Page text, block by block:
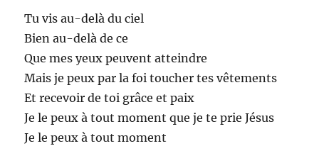
Tu vis au-delà du ciel
Bien au-delà de ce
Que mes yeux peuvent atteindre
Mais je peux par la foi toucher tes vêtements
Et recevoir de toi grâce et paix
Je le peux à tout moment que je te prie Jésus
Je le peux à tout moment